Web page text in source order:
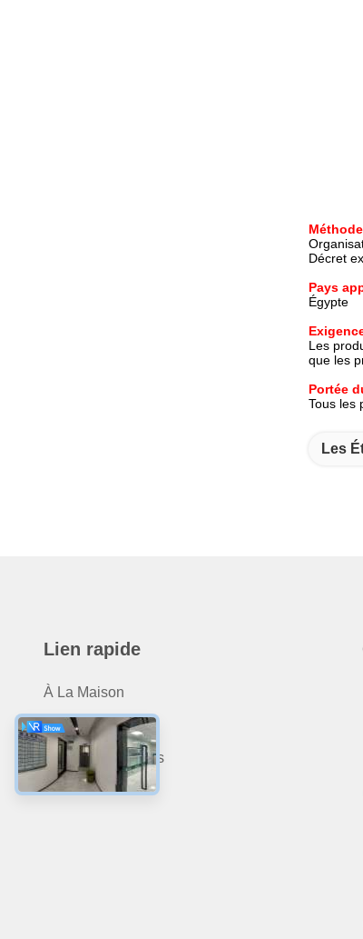
Décret
Pays
Égypte
Les
que les
Portée
Tous les
Les
Lien rapide
À La Maison
Produits
À Propos De Nous
Nous Contacter